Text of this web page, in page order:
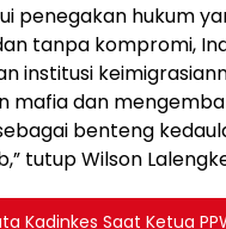
penegakan hukum
tanpa kompromi,
institusi
mafia dan
benteng
tutup Wilson
Kadinkes Saat Ketua